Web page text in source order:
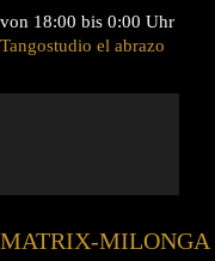
von 18:00 bis 0:00 Uhr
Tangostudio el abrazo
MATRIX-